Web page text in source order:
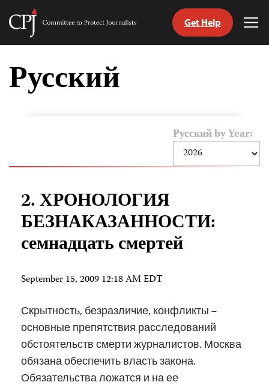
Skip
content
Committee
Journalists
Get Help
Русский
Русский by Year:
2. ХРОНОЛОГИЯ
БЕЗНАКАЗАННОСТИ:
семнадцать смертей
September 15, 2009 12:18 AM EDT
Скрытность, безразличие, конфликты –
основные препятствия расследований
обстоятельств смерти журналистов. Москва
обязана обеспечить власть закона.
Обязательства ложатся и на ее